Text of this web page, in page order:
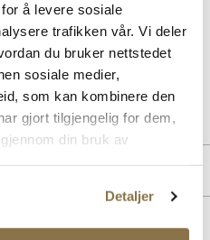
å levere sosiale
trafikken vår. Vi deler
du bruker nettstedet
sosiale medier,
som kan kombinere den
gjort tilgjengelig for dem,
din bruk av
Detaljer
i hælkappen. Med sine tidstiktige
til sesongens antrekk og
skinn.